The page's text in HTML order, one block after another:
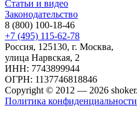
Статьи и видео
Законодательство
8 (800) 100-18-46
+7 (495) 115-62-78
Россия, 125130, г. Москва,
улица Нарвская, 2
ИНН: 7743899944
ОГРН: 1137746818846
Copyright © 2012 — 2026
Политика конфиденциальности